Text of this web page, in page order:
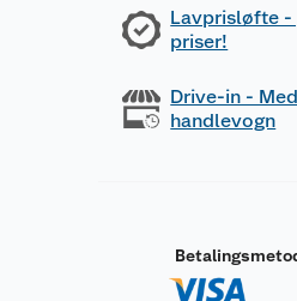
Lavprisløfte -
priser!
Drive-in -
handlevogn